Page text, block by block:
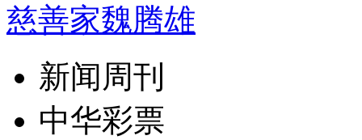
慈善家魏腾雄
新闻周刊
中华彩票